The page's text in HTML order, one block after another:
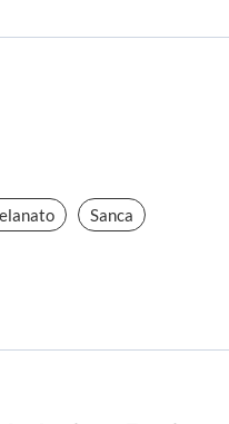
Sanca